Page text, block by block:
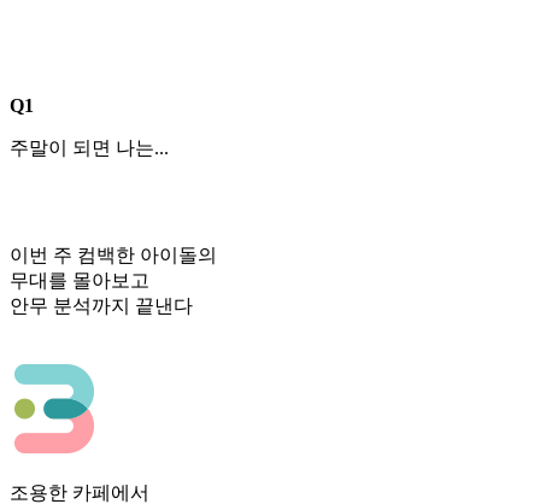
Q1
주말이 되면 나는...
이번 주 컴백한 아이돌의
무대를 몰아보고
안무 분석까지 끝낸다
조용한 카페에서